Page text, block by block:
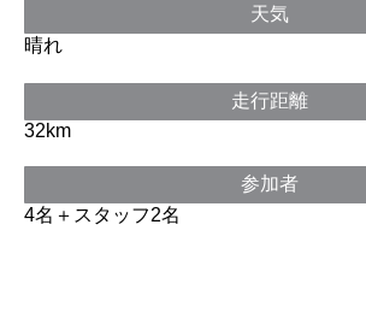
天気
晴れ
走行距離
32km
参加者
4名＋スタッフ2名